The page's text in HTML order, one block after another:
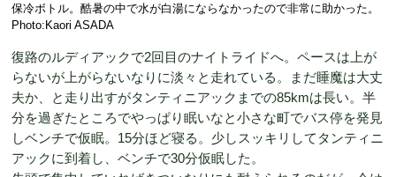
保冷ボトル。酷暑の中で水が白湯にならなかったので非常に助かった。
Photo:Kaori ASADA
復路のルディアックで2回目のナイトライドへ。ペースは上が
らないが上がらないなりに淡々と走れている。まだ睡魔は大丈
夫か、と走り出すがタンティニアックまでの85kmは長い。半
分を過ぎたところでやっぱり眠いなと小さな町でバス停を発見
しベンチで仮眠。15分ほど寝る。少しスッキリしてタンティニ
アックに到着し、ベンチで30分仮眠した。